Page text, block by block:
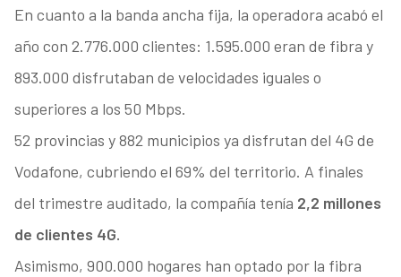
En cuanto a la banda ancha fija, la operadora acabó el
año con 2.776.000 clientes: 1.595.000 eran de fibra y
893.000 disfrutaban de velocidades iguales o
superiores a los 50 Mbps.
52 provincias y 882 municipios ya disfrutan del 4G de
Vodafone, cubriendo el 69% del territorio. A finales
del trimestre auditado, la compañía tenía 2,2 millones
de clientes 4G.
Asimismo, 900.000 hogares han optado por la fibra